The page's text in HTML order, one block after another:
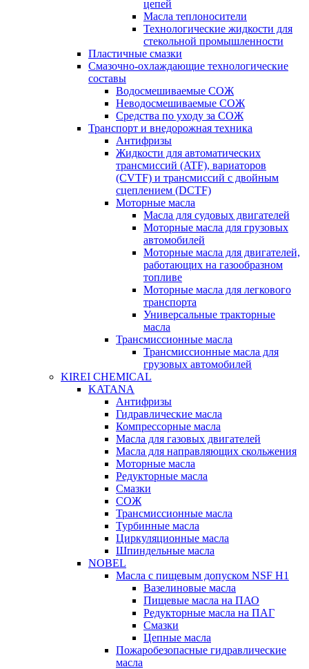
цепей
Масла теплоносители
Технологические жидкости для
стекольной промышленности
Пластичные смазки
Смазочно-охлаждающие технологические
составы
Водосмешиваемые СОЖ
Неводосмешиваемые СОЖ
Средства по уходу за СОЖ
Транспорт и внедорожная техника
Антифризы
Жидкости для автоматических
трансмиссий (ATF), вариаторов
(CVTF) и трансмиссий с двойным
сцеплением (DCTF)
Моторные масла
Масла для судовых двигателей
Моторные масла для грузовых
автомобилей
Моторные масла для двигателей,
работающих на газообразном
топливе
Моторные масла для легкового
транспорта
Универсальные тракторные
масла
Трансмиссионные масла
Трансмиссионные масла для
грузовых автомобилей
KIREI CHEMICAL
KATANA
Антифризы
Гидравлические масла
Компрессорные масла
Масла для газовых двигателей
Масла для направляющих скольжения
Моторные масла
Редукторные масла
Смазки
СОЖ
Трансмиссионные масла
Турбинные масла
Циркуляционные масла
Шпиндельные масла
NOBEL
Масла с пищевым допуском NSF H1
Вазелиновые масла
Пищевые масла на ПАО
Редукторные масла на ПАГ
Смазки
Цепные масла
Пожаробезопасные гидравлические
масла